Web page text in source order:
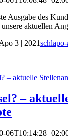
Ausgabe des
aktuellen
3 | 2021
– aktuelle
–